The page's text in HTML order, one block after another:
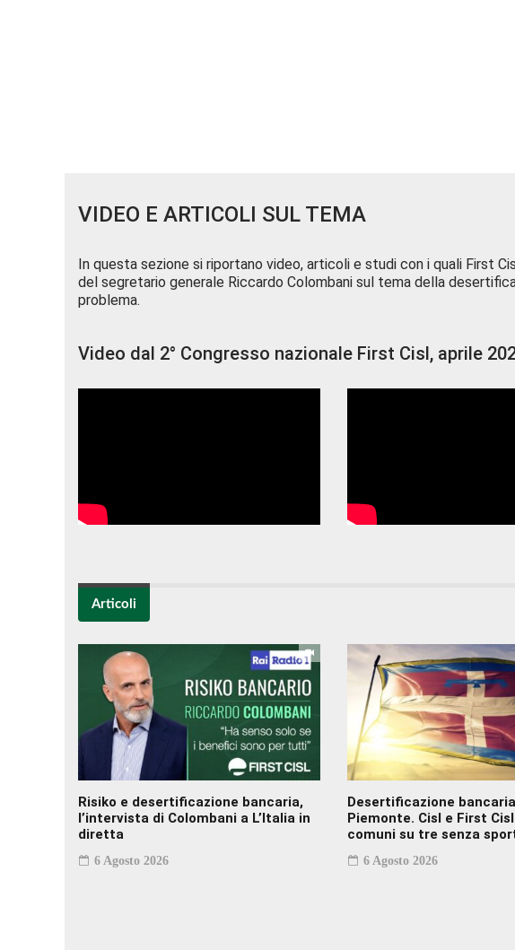
VIDEO E ARTICOLI SUL TEMA
In questa sezione si riportano video, articoli e studi con i quali First
del segretario generale Riccardo Colombani sul tema della
problema.
Video dal 2° Congresso nazionale First Cisl, aprile
Articoli
Risiko e desertificazione bancaria,
l’intervista di Colombani a L’Italia in
diretta
6 Agosto 2026
Desertificazione
Piemonte. Cisl e First
comuni su tre senza
6 Agosto 2026